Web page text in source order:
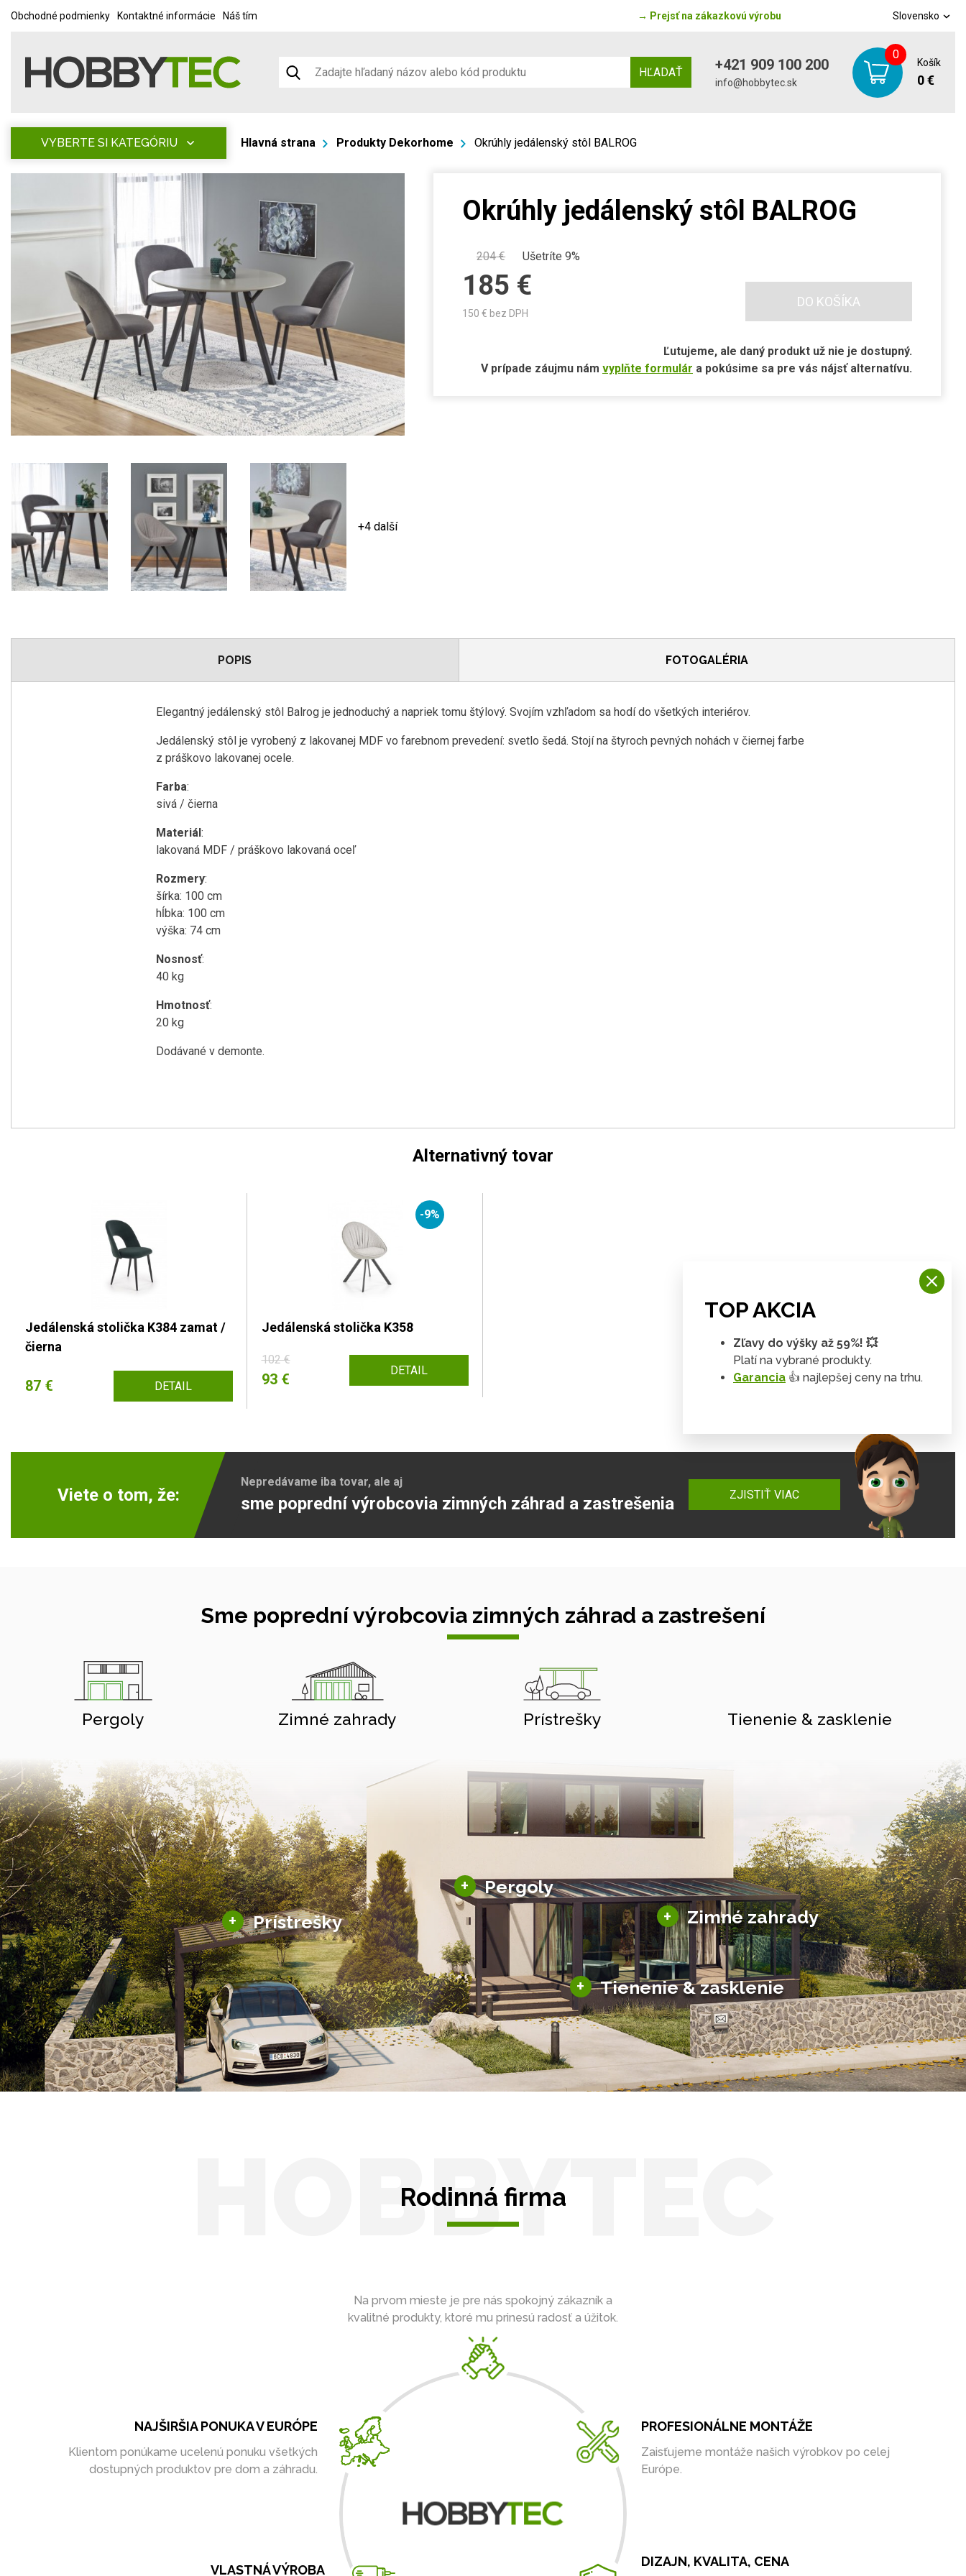
Obchodné podmienky Kontaktné informácie Náš tím → Prejsť na zákazkovú výrobu Slovensko
HĽADAŤ +421 909 100 200
info@hobbytec.sk
0
Košík
0 €
VYBERTE SI KATEGÓRIU Hlavná strana Produkty Dekorhome Okrúhly jedálenský stôl BALROG
+4 další
Okrúhly jedálenský stôl BALROG
204€ Ušetríte 9%
185 €
150 € bez DPH
DO KOŠÍKA
Ľutujeme, ale daný produkt už nie je dostupný.
V prípade záujmu nám vyplňte formulár a pokúsime sa pre vás nájsť alternatívu.
POPIS FOTOGALÉRIA
Elegantný jedálenský stôl Balrog je jednoduchý a napriek tomu štýlový. Svojím vzhľadom sa hodí do všetkých interiérov.
Jedálenský stôl je vyrobený z lakovanej MDF vo farebnom prevedení: svetlo šedá. Stojí na štyroch pevných nohách v čiernej farbe
z práškovo lakovanej ocele.
Farba:
sivá / čierna
Materiál :
lakovaná MDF / práškovo lakovaná oceľ
Rozmery:
šírka: 100 cm
hĺbka: 100 cm
výška: 74 cm
Nosnosť:
40 kg
Hmotnosť:
20 kg
Dodávané v demonte.
Alternativný tovar
Jedálenská stolička K384 zamat /
čierna
87 € DETAIL
-9%
Jedálenská stolička K358
102 €
93 € DETAIL
Viete o tom, že:
Nepredávame iba tovar, ale aj
sme poprední výrobcovia zimných záhrad a zastrešenia ZJISTIŤ VIAC
Sme poprední výrobcovia zimných záhrad a zastrešení
Pergoly Zimné zahrady Prístrešky Tienenie & zasklenie
+ Pergoly
Hliníkové pergoly
Bioklimatické pergoly
Altány a zastrešenie
Solárne pergoly
+ Zimné zahrady
Sezónne zimné záhrady
Hliníkové zimné záhrady
Posuvné zimné záhrady
Solárne zimné záhrady
+ Prístrešky
Hliníkové prístrešky
Solárne prístrešky pre auto
+ Tienenie & zasklenie
Tienenie
Zasklenie
HOBBYTEC
Rodinná firma
Na prvom mieste je pre nás spokojný zákazník a
kvalitné produkty, ktoré mu prinesú radosť a úžitok.
PROFESIONÁLNE MONTÁŽE
Zaisťujeme montáže našich výrobkov po celej
Európe.
DIZAJN, KVALITA, CENA
VLASTNÁ VÝROBA
NAJŠIRŠIA PONUKA V EURÓPE
Klientom ponúkame ucelenú ponuku všetkých
dostupných produktov pre dom a záhradu.
TOP AKCIA
Zľavy do výšky až 59%! 💥
Platí na vybrané produkty.
Garancia 👍 najlepšej ceny na trhu.